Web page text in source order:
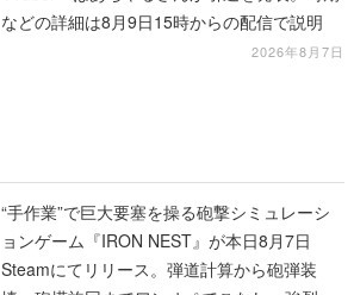
などの詳細は8月9日15時からの配信で説明
2026年8月7日
“手作業”で巨大要塞を操る砲撃シミュレーシ
ョンゲーム『IRON NEST』が本日8月7日
Steamにてリリース。弾道計算から砲弾装